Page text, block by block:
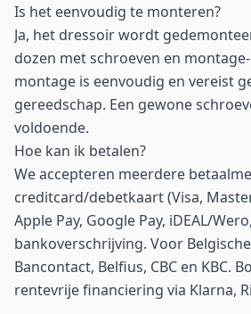
Is het eenvoudig te monteren?
Ja, het dressoir wordt
dozen met schroeven en
montage is eenvoudig en vereist
gereedschap. Een gewone
voldoende.
Hoe kan ik betalen?
We accepteren meerdere
creditcard/debetkaart (Visa,
Apple Pay, Google Pay, iDEAL/
bankoverschrijving. Voor
Bancontact, Belfius, CBC en KBC.
rentevrije financiering via Klarna,